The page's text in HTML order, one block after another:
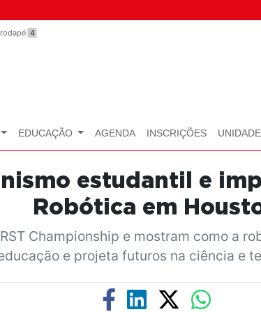
4
EDUCAÇÃO AGENDA INSCRIÇÕES
estudantil e
Robótica em
Championship e mostram como a
e projeta futuros na ciência e